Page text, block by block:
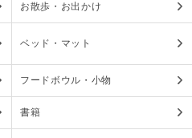
お散歩・お出かけ
ベッド・マット
フードボウル・小物
書籍